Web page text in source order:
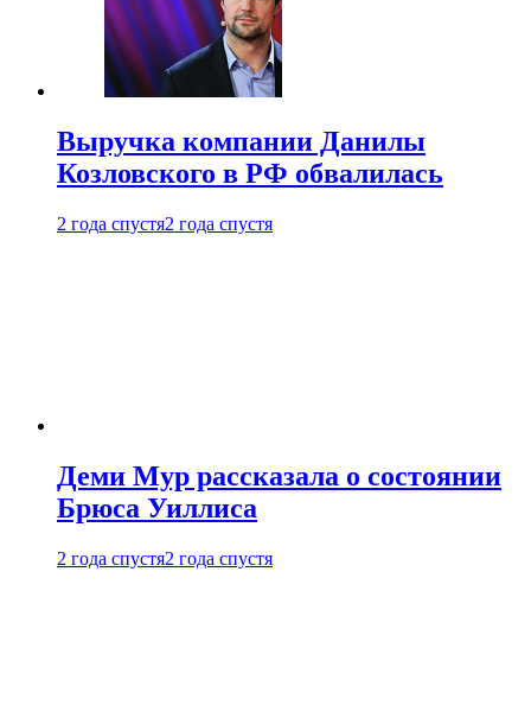
Выручка компании Данилы
Козловского в РФ обвалилась
2 года спустя2 года спустя
Деми Мур рассказала о состоянии
Брюса Уиллиса
2 года спустя2 года спустя